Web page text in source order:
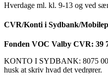
Hverdage ml. kl. 9-13 og ved
CVR/Konti i Sydbank/
Fonden VOC Valby CVR: 39
KONTO I SYDBANK: 8075
husk at skriv hvad det vedrører.